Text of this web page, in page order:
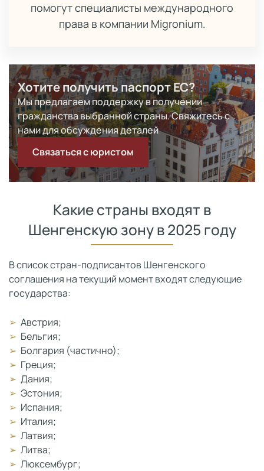
помогут специалисты международного
права в компании Migronium.
Хотите получить паспорт ЕС?
Мы предлагаем поддержку в получении
гражданства выбранной страны. Свяжитесь с
нами для обсуждения деталей
Связаться с юристом
Какие страны входят в
Шенгенскую зону в 2025 году
В список стран-подписантов Шенгенского
соглашения на текущий момент входят следующие
государства:
Австрия;
Бельгия;
Болгария (частично);
Греция;
Дания;
Эстония;
Испания;
Италия;
Латвия;
Литва;
Люксембург;